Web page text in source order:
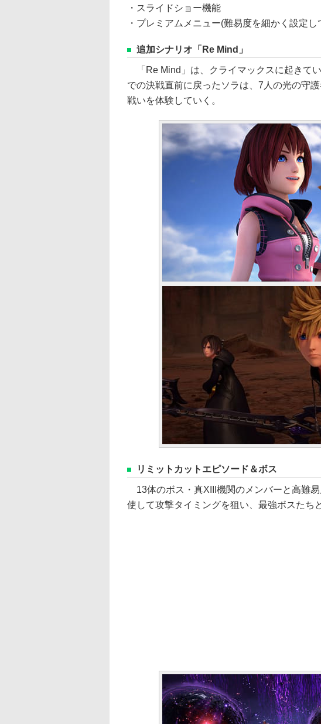
・スライドショー機能
・プレミアムメニュー(難易度を細かく設定
追加シナリオ「Re Mind」
「Re Mind」は、クライマックスに起きて
での決戦直前に戻ったソラは、7人の光の守
戦いを体験していく。
リミットカットエピソード＆ボス
13体のボス・真XIII機関のメンバーと高難
使して攻撃タイミングを狙い、最強ボスたち